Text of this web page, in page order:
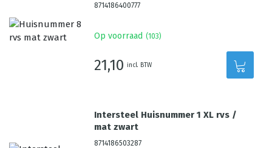
8714186400777
Op voorraad (103)
21,10 incl. BTW
Intersteel Huisnummer 1 XL rvs /
mat zwart
8714186503287